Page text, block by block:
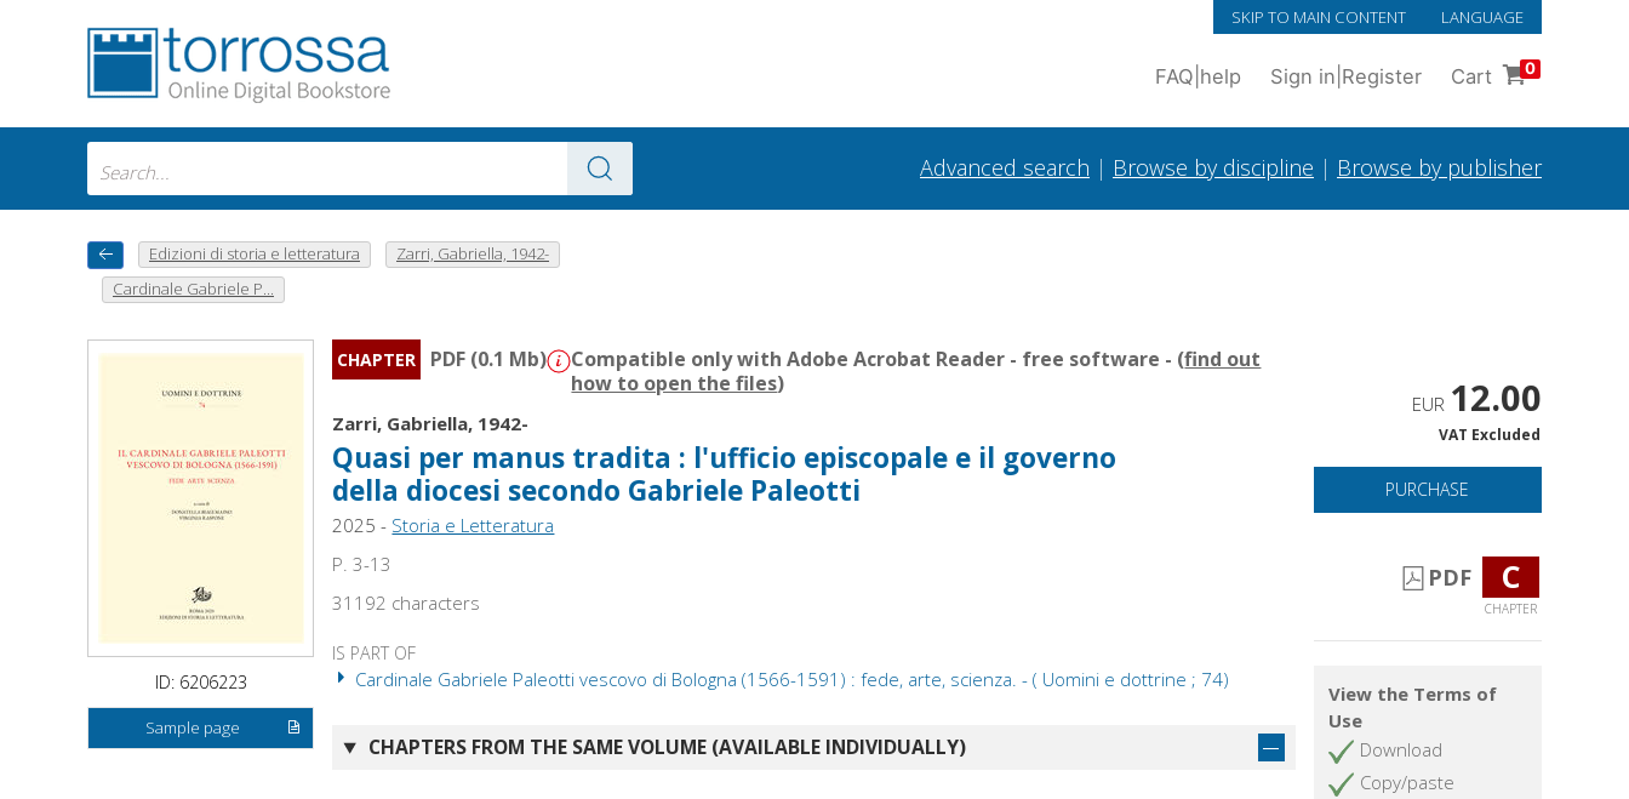
SKIP TO MAIN CONTENT LANGUAGE
FAQ help Sign in Register Cart 0
Advanced search | Browse by discipline | Browse by publisher
Edizioni di storia e letteratura
Zarri, Gabriella, 1942-
Cardinale Gabriele P...
ID: 6206223
Sample page
CHAPTER PDF (0.1 Mb) Compatible only with Adobe Acrobat Reader - free software - (find out
how to open the files)
Zarri, Gabriella, 1942-
Quasi per manus tradita : l'ufficio episcopale e il governo
della diocesi secondo Gabriele Paleotti
2025 - Storia e Letteratura
P. 3-13
31192 characters
IS PART OF
Cardinale Gabriele Paleotti vescovo di Bologna (1566-1591) : fede, arte, scienza. - ( Uomini e dottrine ; 74)
CHAPTERS FROM THE SAME VOLUME (AVAILABLE INDIVIDUALLY)
EUR 12.00
VAT Excluded
PURCHASE
PDF C
CHAPTER
View the Terms of
Use
Download
Copy/paste